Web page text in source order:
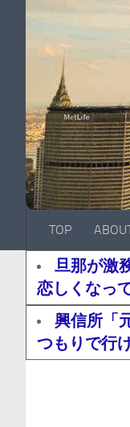
TOP
旦那が激
恋しくなっ
興信所「
つもりで行